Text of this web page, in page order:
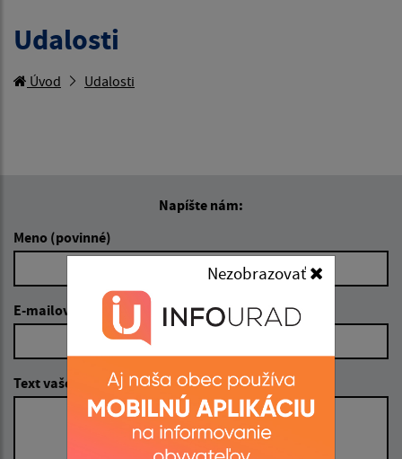
Udalosti
Úvod Udalosti
Napíšte nám:
Meno (povinné)
E-mailová adresa (povinné)
Text vašej správy (povinné)
Nezobrazovať